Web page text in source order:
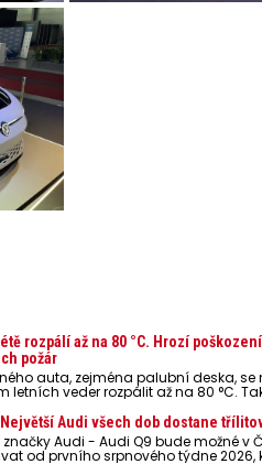
rozpálí až na 80 °C. Hrozí
požár
auta, zejména palubní deska,
letních veder rozpálit až na 80 °C.
urychlit stárnutí baterií, poškodit
i zvýšit riziko požáru.
Audi všech dob dostane
Audi - Audi Q9 bude možné v
od prvního srpnového týdne 2026,